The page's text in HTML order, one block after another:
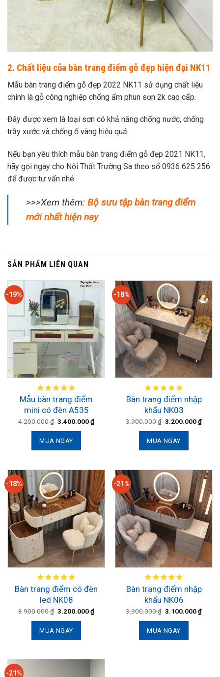
2. Chất liệu của bàn trang điểm gỗ đẹp hiện đại NK11
Mẫu bàn trang điểm gỗ đẹp 2022 NK11 sử dụng chất liệu
chính là gỗ công nghiệp chống ẩm phun sơn 2k cao cấp.
Đây được xem là loại sơn có khả năng chống nước, chống
trầy xước và chống ố vàng hiệu quả.
Nếu bạn yêu thích mẫu bàn trang điểm gỗ đẹp 2021 NK11,
hãy gọi ngay cho Nội Thất Trường Sa theo số 0936 625 256
để được tư vấn nhé.
>>>Xem thêm: Bộ sưu tập bàn trang điểm
mới nhất hiện nay
SẢN PHẨM LIÊN QUAN
-19%
Mẫu bàn trang điểm
mini có đèn A535
4.200.000₫ 3.400.000₫
MUA NGAY
-18%
Bàn trang điểm nhập
khẩu NK03
3.900.000₫ 3.200.000₫
MUA NGAY
-18%
Bàn trang điểm có đèn
led NK08
3.900.000₫ 3.200.000₫
MUA NGAY
-21%
Bàn trang điểm nhập
khẩu NK06
3.900.000₫ 3.100.000₫
MUA NGAY
-21%